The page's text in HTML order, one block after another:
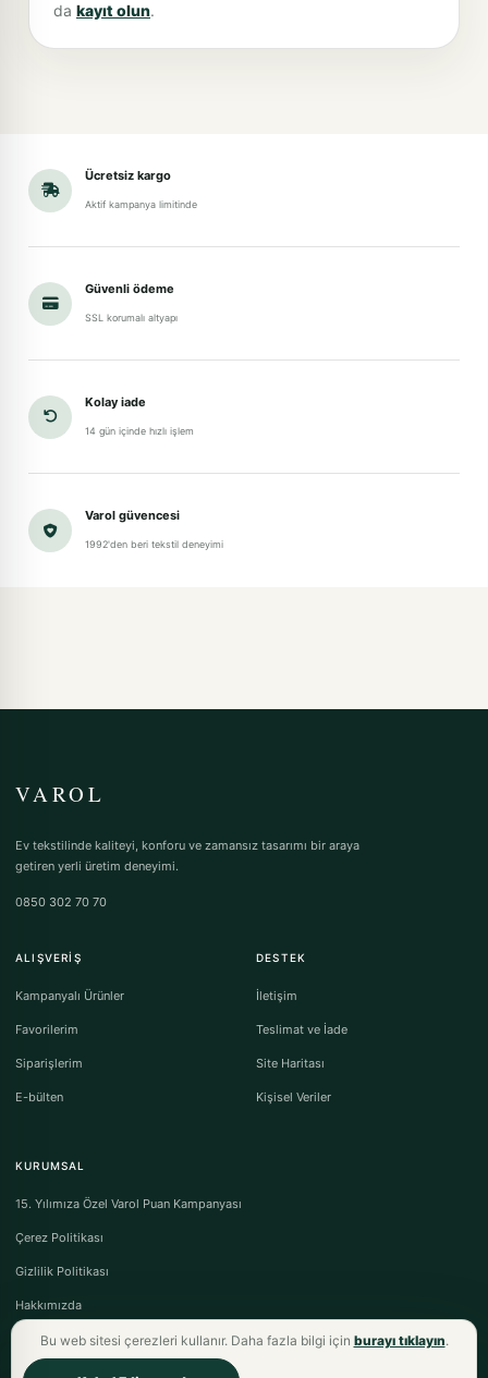
da kayıt olun.
Ücretsiz kargo
Aktif kampanya limitinde
Güvenli ödeme
SSL korumalı altyapı
Kolay iade
14 gün içinde hızlı işlem
Varol güvencesi
1992'den beri tekstil deneyimi
VAROL
Ev tekstilinde kaliteyi, konforu ve zamansız tasarımı bir araya
getiren yerli üretim deneyimi.
0850 302 70 70
ALIŞVERIŞ
Kampanyalı Ürünler
Favorilerim
Siparişlerim
E-bülten
DESTEK
İletişim
Teslimat ve İade
Site Haritası
Kişisel Veriler
KURUMSAL
15. Yılımıza Özel Varol Puan Kampanyası
Çerez Politikası
Gizlilik Politikası
Hakkımızda
Bu web sitesi çerezleri kullanır. Daha fazla bilgi için burayı tıklayın.